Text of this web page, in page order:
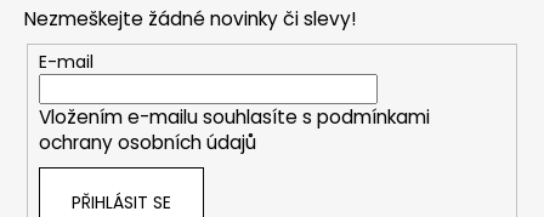
Nezmeškejte žádné novinky či slevy!
E-mail
Vložením e-mailu souhlasíte s podmínkami
ochrany osobních údajů
PŘIHLÁSIT SE